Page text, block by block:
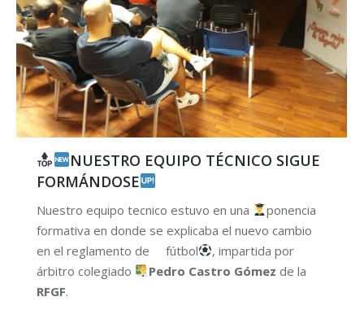
NUESTRO EQUIPO TÉCNICO SIGUE
FORMÁNDOSE
Nuestro equipo tecnico estuvo en una
ponencia
formativa en donde se explicaba el nuevo cambio
en el reglamento de fútbol
, impartida por
árbitro colegiado
Pedro Castro Gómez de la
RFGF.